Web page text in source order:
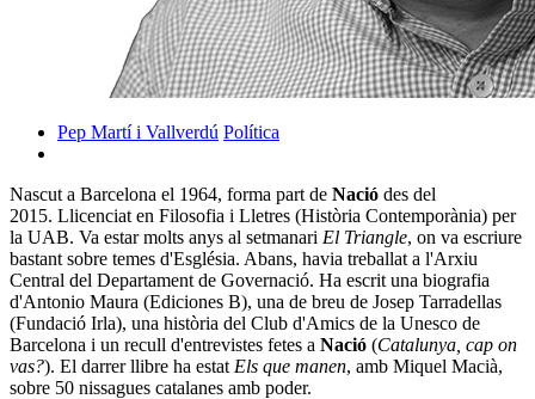
Pep Martí i Vallverdú Política
Nascut a Barcelona el 1964, forma part de Nació des del
2015. Llicenciat en Filosofia i Lletres (Història Contemporània) per
la UAB. Va estar molts anys al setmanari El Triangle, on va escriure
bastant sobre temes d'Església. Abans, havia treballat a l'Arxiu
Central del Departament de Governació. Ha escrit una biografia
d'Antonio Maura (Ediciones B), una de breu de Josep Tarradellas
(Fundació Irla), una història del Club d'Amics de la Unesco de
Barcelona i un recull d'entrevistes fetes a Nació (Catalunya, cap on
vas?). El darrer llibre ha estat Els que manen, amb Miquel Macià,
sobre 50 nissagues catalanes amb poder.